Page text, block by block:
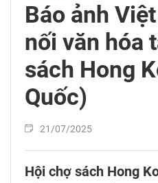
Báo ảnh
nối văn hóa
sách Hong
Quốc)
21/07/2025
Hội chợ sách Hong